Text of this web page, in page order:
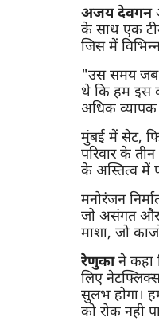
अजय देवगन
के साथ एक
जिस में
"उस समय जब
थे कि हम इस
अधिक
मुंबई में सेट,
परिवार के
के अस्तित्व में
मनोरंजन
जो असंगत और
माशा, जो
रेणुकाने कहा
लिए
सुलभ होगा।
को रोक नही